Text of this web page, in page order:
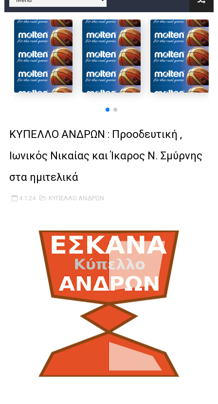
B ΕΦΗΒΩΝ F4 : Χάλκινο το Πέρα 71-56 την Δραπετσώνα στον
Στην National League 2 ο Μανδραϊκός 83-72 τον Εθνικό
Live streaming ΜΠΑΡΑΖ ΑΝΟΔΟΥ ΣΤΗΝ NL 2 : ΑΥΡΙΟ
Β΄ ΕΦΗΒΩΝ F4 : Εντυπωσιακός ο Ρέντης στον τελικό 104-77
ΧΡΟΝΙΑ ΠΟΛΛΑ ΣΤΟ ΕΛΛΗΝΙΚΟ ΜΠΑΣΚΕΤ : 39Η ΕΠΕΤΕΙΟΣ ΑΠΟ
Ο δρόμος για τον 29ο τελικό κυπέλλου ανδρών ΕΣΚΑΝΑ
U21: Τεράστια πρόκριση για τον Πανελευσινιακό στον
Γ΄ανδρών play offs : "Σκληρό" καρύδι η Φιλία Περάματος
Play off B εφήβων Β φάση Στο f4 ΑΕ Ρέντη, Πέρα , Ερμής
ΚΥΠΕΛΛΟ ΑΝΔΡΩΝ : Προοδευτική ,
Ιωνικός Νικαίας και Ίκαρος Ν. Σμύρνης
στα ημιτελικά
4.1.24 ΚΥΠΕΛΛΟ ΑΝΔΡΩΝ